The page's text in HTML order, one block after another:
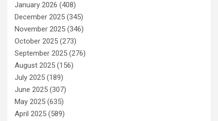
January 2026 (408)
December 2025 (345)
November 2025 (346)
October 2025 (273)
September 2025 (276)
August 2025 (156)
July 2025 (189)
June 2025 (307)
May 2025 (635)
April 2025 (589)